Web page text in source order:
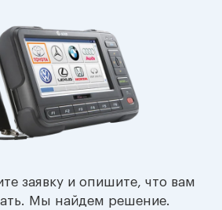
заявку и опишите, что вам
Мы найдем решение.